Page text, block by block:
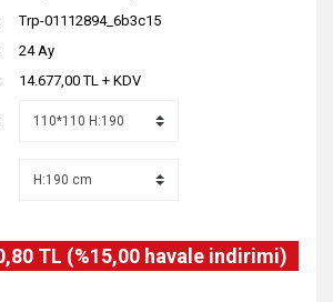
Trp-01112894_6b3c15
24 Ay
14.677,00 TL + KDV
TL (%15,00 havale indirimi)